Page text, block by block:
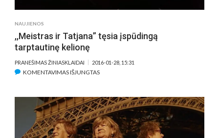
NAUJIENOS
,,Meistras ir Tatjana” tęsia įspūdingą
tarptautinę kelionę
PRANEŠIMAS ŽINIASKLAIDAI 2016-01-28, 15:31
KOMENTAVIMAS IŠJUNGTASĮRAŠE
TATJANA”
TĘSIA
ĮSPŪDINGĄ
TARPTAUTINĘ